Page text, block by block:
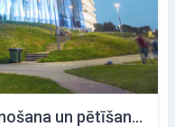
EkonM005 : Mārketinga plānošana un pētīšanas metodes